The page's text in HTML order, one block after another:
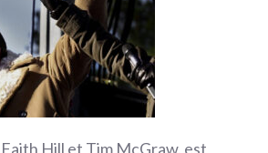
Hill et Tim McGraw, est